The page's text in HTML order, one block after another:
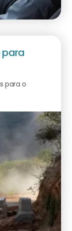
para
para o